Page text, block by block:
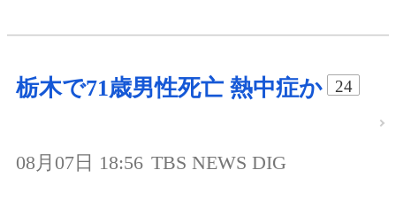
栃木で71歳男性死亡 熱中症か 24
08月07日 18:56 TBS NEWS DIG